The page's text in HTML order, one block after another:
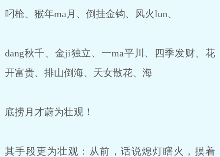
叼枪、猴年ma月、倒挂金钩、风火lun、
dang秋千、金ji独立、一ma平川、四季发财、花
开富贵、排山倒海、天女散花、海
底捞月才蔚为壮观！
其手段更为壮观：从前，话说熄灯瞎火，摸着